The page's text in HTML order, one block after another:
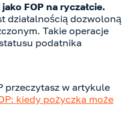
FOP na ryczałcie.
działalnością dozwoloną
Takie operacje
podatnika
przeczytasz w artykule
kiedy pożyczka może